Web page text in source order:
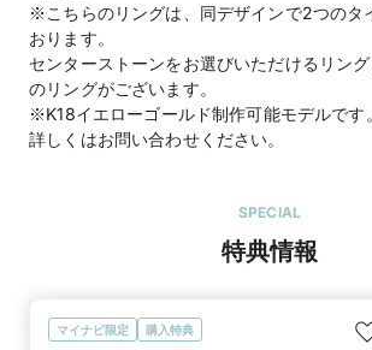
※こちらのリングは、同デザインで2つのタ
おります。
センターストーンをお選びいただけるリン
のリングがございます。
※K18イエローゴールド制作可能モデルです。
SPECIAL
特典情報
マイナビ限定 購入特典